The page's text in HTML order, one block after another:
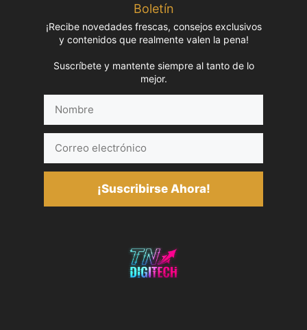
Boletín
¡Recibe novedades frescas, consejos exclusivos
y contenidos que realmente valen la pena!
Suscríbete y mantente siempre al tanto de lo
mejor.
electrónico
¡Suscribirse Ahora!